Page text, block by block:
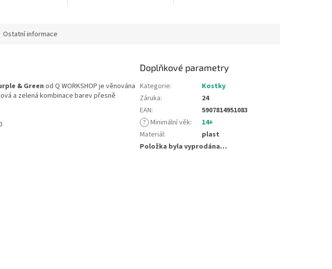
Ostatní informace
& Green od Q WORKSHOP je věnována
a zelená kombinace barev přesně
Doplňkové parametry
Kategorie:
Kostky
Záruka:
24
EAN:
5907814951083
? Minimální věk:
14+
Materiál:
plast
Položka byla vyprodána…